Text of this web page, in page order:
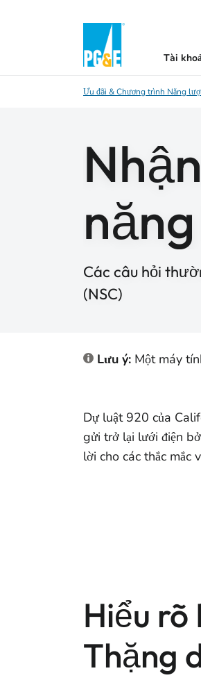
Tài
Ưu đãi & Chương trình Năng
Các câu hỏi
(NSC)
Lưu ý: Một máy
Dự luật 920 của
gửi trở lại lưới điện
lời cho các thắc mắc
Hiểu
Thặng